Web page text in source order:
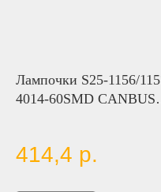
Лампочки S25-1156/
4014-60SMD CANBUS
414,4 р.